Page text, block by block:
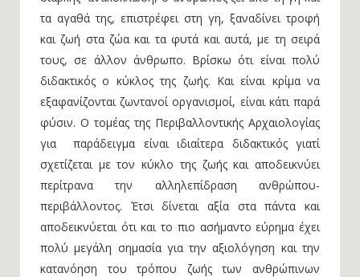
τα αγαθά της, επιστρέφει στη γη, ξαναδίνει τροφή
και ζωή στα ζώα και τα φυτά και αυτά, με τη σειρά
τους, σε άλλον άνθρωπο. Βρίσκω ότι είναι πολύ
διδακτικός ο κύκλος της ζωής. Και είναι κρίμα να
εξαφανίζονται ζωντανοί οργανισμοί, είναι κάτι παρά
φύσιν. Ο τομέας της Περιβαλλοντικής Αρχαιολογίας
για παράδειγμα είναι ιδιαίτερα διδακτικός γιατί
σχετίζεται με τον κύκλο της ζωής και αποδεικνύει
περίτρανα την αλληλεπίδραση ανθρώπου-
περιβάλλοντος. Έτσι δίνεται αξία στα πάντα και
αποδεικνύεται ότι και το πιο ασήμαντο εύρημα έχει
πολύ μεγάλη σημασία για την αξιολόγηση και την
κατανόηση του τρόπου ζωής των ανθρώπινων